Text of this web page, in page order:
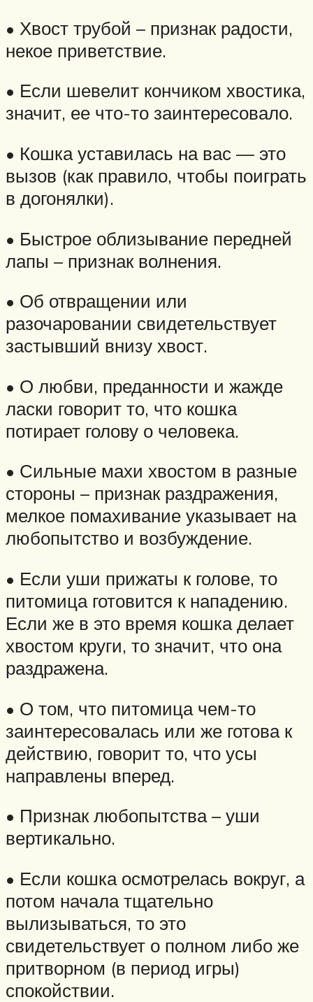
• Хвост трубой – признак радости,
некое приветствие.
• Если шевелит кончиком хвостика,
значит, ее что-то заинтересовало.
• Кошка уставилась на вас — это
вызов (как правило, чтобы поиграть
в догонялки).
• Быстрое облизывание передней
лапы – признак волнения.
• Об отвращении или
разочаровании свидетельствует
застывший внизу хвост.
• О любви, преданности и жажде
ласки говорит то, что кошка
потирает голову о человека.
• Сильные махи хвостом в разные
стороны – признак раздражения,
мелкое помахивание указывает на
любопытство и возбуждение.
• Если уши прижаты к голове, то
питомица готовится к нападению.
Если же в это время кошка делает
хвостом круги, то значит, что она
раздражена.
• О том, что питомица чем-то
заинтересовалась или же готова к
действию, говорит то, что усы
направлены вперед.
• Признак любопытства – уши
вертикально.
• Если кошка осмотрелась вокруг, а
потом начала тщательно
вылизываться, то это
свидетельствует о полном либо же
притворном (в период игры)
спокойствии.